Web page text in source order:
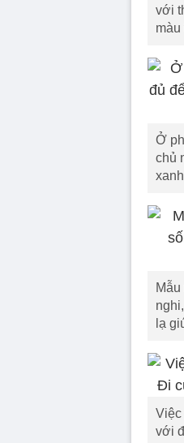
với
Ở
chủ
lạ
Việc
với